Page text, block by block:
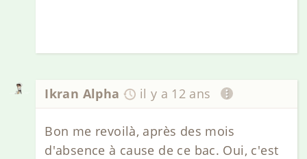
Ikran Alpha il y a 12 ans
Bon me revoilà, après des mois
d'absence à cause de ce bac. Oui, c'est